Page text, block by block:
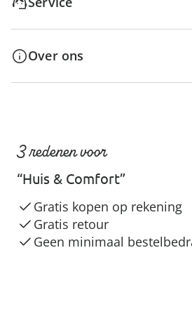
Over ons
3 redenen voor
“Huis & Comfort”
Gratis kopen op rekening
Gratis retour
Geen minimaal